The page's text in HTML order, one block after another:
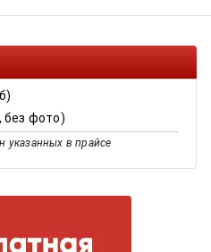
без фото)
указанных в прайсе